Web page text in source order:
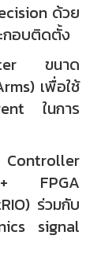
ด้วย
กอบติดตั้ง
ขนาด
เพื่อใช้
ในการ
Controller
FPGA
ร่วมกับ
signal